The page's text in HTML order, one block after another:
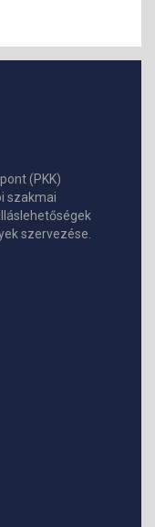
(PKK)
szakmai
szervezése.